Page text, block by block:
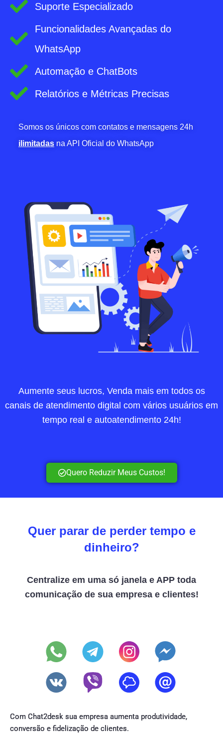
Suporte Especializado
Funcionalidades Avançadas do
WhatsApp
Automação e ChatBots
Relatórios e Métricas Precisas
Somos os únicos com contatos e mensagens 24h
ilimitadas na API Oficial do WhatsApp
Aumente seus lucros, Venda mais em todos os
canais de atendimento digital com vários usuários em
tempo real e autoatendimento 24h!
Quero Reduzir Meus Custos!
Quer parar de perder tempo e
dinheiro?
Centralize em uma só janela e APP toda
comunicação de sua empresa e clientes!
Com Chat2desk sua empresa aumenta produtividade,
conversão e fidelização de clientes.